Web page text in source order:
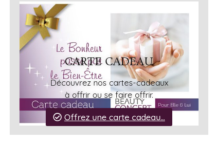
CARTE CADEAU
Découvrez nos cartes-cadeaux
à offrir ou se faire offrir.
Offrez une carte cadeau...